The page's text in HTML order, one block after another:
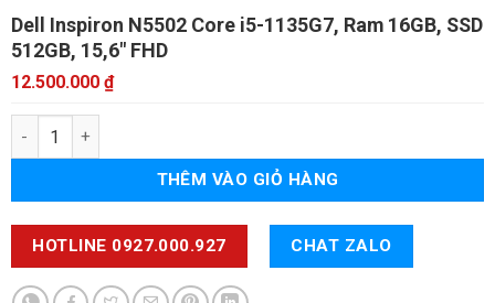
Dell Inspiron N5502 Core i5-1135G7, Ram 16GB, SSD
512GB, 15,6" FHD
12.500.000 ₫
Dell Inspiron N5502 số lượng
THÊM VÀO GIỎ HÀNG
HOTLINE 0927.000.927 CHAT ZALO